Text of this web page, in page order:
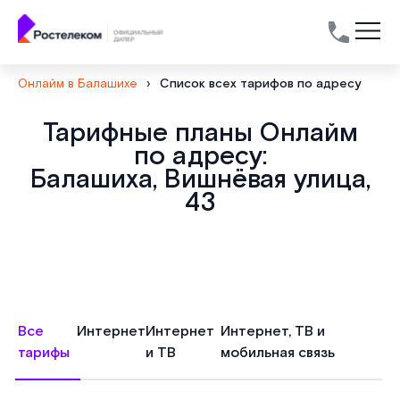
Онлайм в Балашихе › Список всех тарифов по адресу
Тарифные планы Онлайм
по адресу:
Балашиха, Вишнёвая улица,
43
Все
тарифы
ИнтернетИнтернет
и ТВ
Интернет, ТВ и
мобильная связь